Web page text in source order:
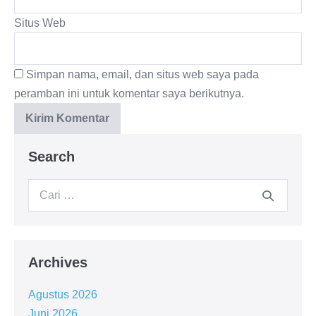
Situs Web
Simpan nama, email, dan situs web saya pada
peramban ini untuk komentar saya berikutnya.
Search
Archives
Agustus 2026